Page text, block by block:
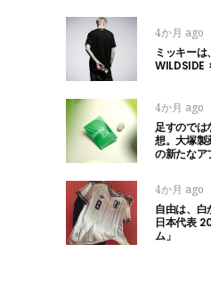
4か月 ago
ミッキーは
4か月 ago
足すのでは
想。大塚製
の新たなア
4か月 ago
自由は、白
日本代表
ム」